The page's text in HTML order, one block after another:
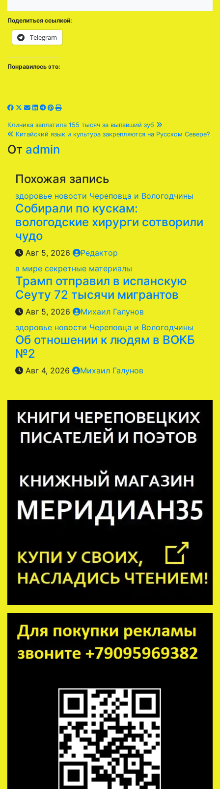
Поделиться ссылкой:
Telegram
Понравилось это:
Навигация
по
Клиника заплатила 155 тысяч за выпавший зуб
Китайский язык и культура закрепляются на Русском Севере?
От admin
Похожая запись
здоровье новости Череповца и Вологодчины
Собирали по кускам:
вологодские хирурги сотворили
чудо
Авг 5, 2026
Редактор
в мире секретные материалы
Трамп отправил в испанскую
Сеуту 72 тысячи мигрантов
Авг 5, 2026
Михаил Галунов
здоровье новости Череповца и Вологодчины
Об отношении к людям в ВОКБ
№2
Авг 4, 2026 Михаил Галунов